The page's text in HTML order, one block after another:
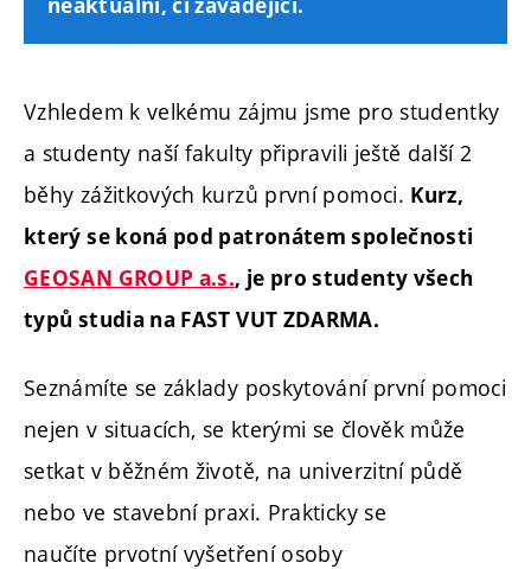
neaktuální, či zavádějící.
Vzhledem k velkému zájmu jsme pro studentky
a studenty naší fakulty připravili ještě další 2
běhy zážitkových kurzů první pomoci. Kurz,
který se koná pod patronátem společnosti
GEOSAN GROUP a.s., je pro studenty všech
typů studia na FAST VUT ZDARMA.
Seznámíte se základy poskytování první pomoci
nejen v situacích, se kterými se člověk může
setkat v běžném životě, na univerzitní půdě
nebo ve stavební praxi. Prakticky se
naučíte prvotní vyšetření osoby